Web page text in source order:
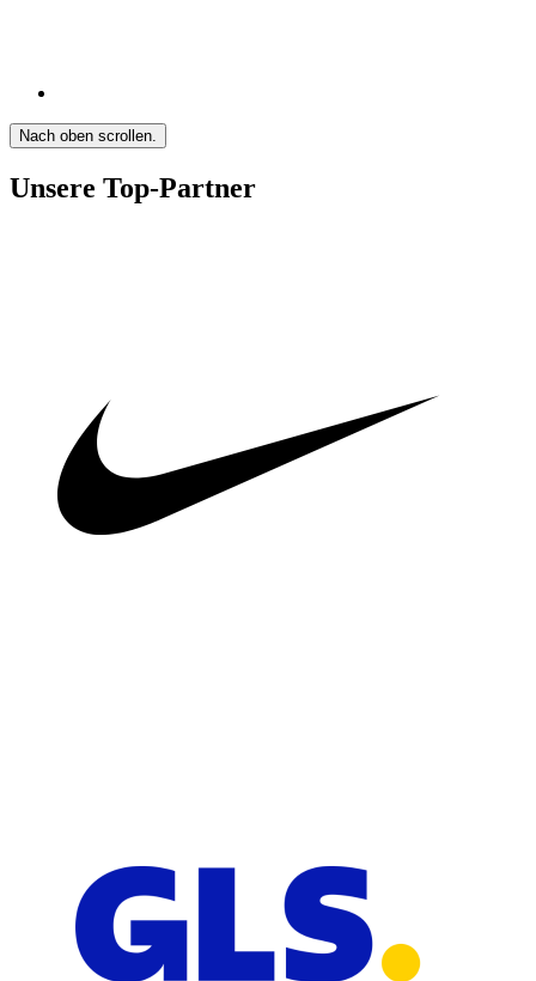
Nach oben scrollen.
Unsere Top-Partner